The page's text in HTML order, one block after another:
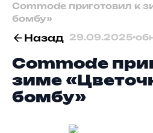
Commode приготовил к
бомбу»
Назад 29.09.2025•
Commode
зиме
бомбу»